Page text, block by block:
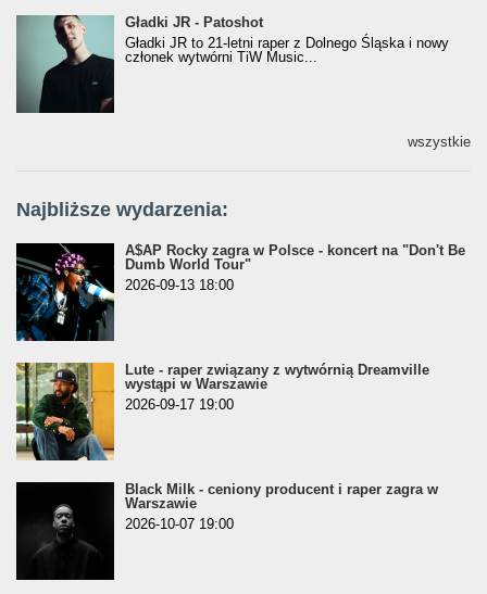
Gładki JR - Patoshot
Gładki JR - Patoshot
Gładki JR to 21-letni raper z Dolnego Śląska i nowy
członek wytwórni TiW Music...
wszystkie
Najbliższe wydarzenia:
A$AP Rocky zagra w Polsce - koncert na "Don't Be
Dumb World Tour"
2026-09-13 18:00
Lute - raper związany z wytwórnią Dreamville
wystąpi w Warszawie
2026-09-17 19:00
Black Milk - ceniony producent i raper zagra w
Warszawie
2026-10-07 19:00